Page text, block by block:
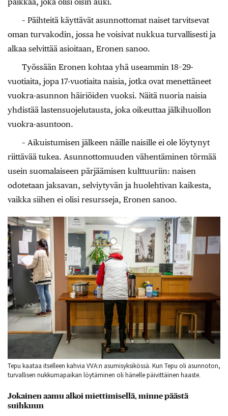
– Päihteitä käyttävät asunnottomat naiset tarvitsevat
oman turvakodin, jossa he voisivat nukkua turvallisesti ja
alkaa selvittää asioitaan, Eronen sanoo.
Työssään Eronen kohtaa yhä useammin 18–29-
vuotiaita, jopa 17-vuotiaita naisia, jotka ovat menettäneet
vuokra-asunnon häiriöiden vuoksi. Näitä nuoria naisia
yhdistää lastensuojelutausta, joka oikeuttaa jälkihuollon
vuokra-asuntoon.
– Aikuistumisen jälkeen näille naisille ei ole löytynyt
riittävää tukea. Asunnottomuuden vähentäminen törmää
usein suomalaiseen pärjäämisen kulttuuriin: naisen
odotetaan jaksavan, selviytyvän ja huolehtivan kaikesta,
vaikka siihen ei olisi resursseja, Eronen sanoo.
Tepu kaataa itselleen kahvia VVA:n asumisyksikössä. Kun Tepu oli asunnoton,
turvallisen nukkumapaikan löytäminen oli hänelle päivittäinen haaste.
Jokainen aamu alkoi miettimisellä, minne päästä
suihkuun